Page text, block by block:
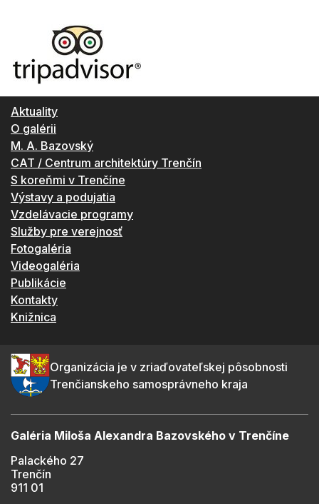
Aktuality
O galérii
M. A. Bazovský
CAT / Centrum architektúry Trenčín
S koreňmi v Trenčíne
Výstavy a podujatia
Vzdelávacie programy
Služby pre verejnosť
Fotogaléria
Videogaléria
Publikácie
Kontakty
Knižnica
Organizácia je v zriaďovateľskej pôsobnosti
Trenčianskeho samosprávneho kraja
Galéria Miloša Alexandra Bazovského v Trenčíne
Palackého 27
Trenčín
911 01